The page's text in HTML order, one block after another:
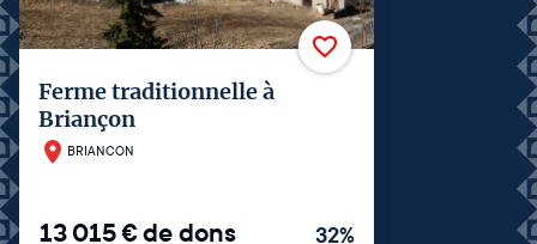
Ferme traditionnelle à
Briançon
BRIANCON
13 015€de dons 32%